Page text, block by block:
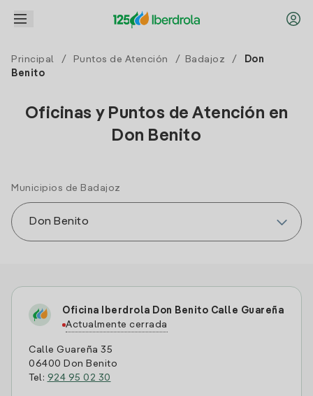
Principal / Puntos de Atención / Badajoz /
Don
Benito
Oficinas y Puntos de Atención en
Don Benito
Municipios de Badajoz
Oficina Iberdrola Don Benito Calle Guareña
Actualmente cerrada
Calle Guareña 35
06400 Don Benito
Tel: 924 95 02 30